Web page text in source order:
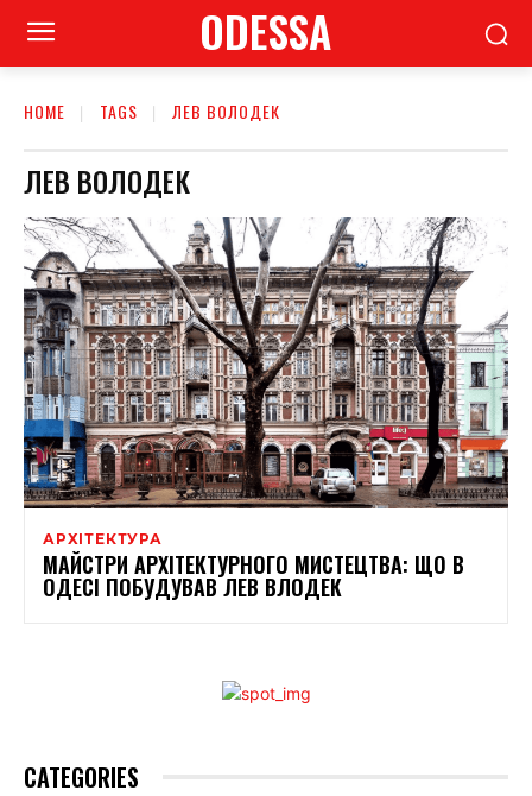
ODESSA
HOME TAGS ЛЕВ ВОЛОДЕК
ЛЕВ ВОЛОДЕК
АРХІТЕКТУРА
МАЙСТРИ АРХІТЕКТУРНОГО МИСТЕЦТВА: ЩО В
ОДЕСІ ПОБУДУВАВ ЛЕВ ВЛОДЕК
CATEGORIES